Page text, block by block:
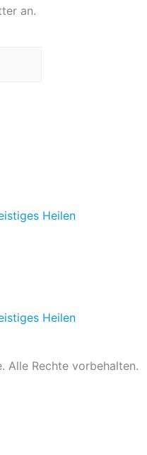
an.
Heilen
Heilen
Rechte vorbehalten.